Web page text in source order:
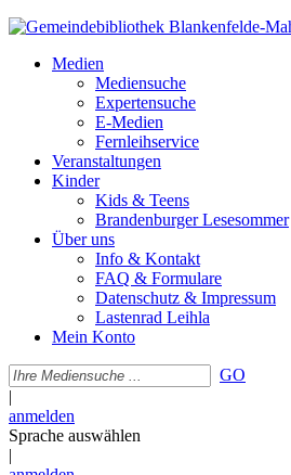
Medien
Mediensuche
Expertensuche
E-Medien
Fernleihservice
Veranstaltungen
Kinder
Kids & Teens
Brandenburger Lesesommer
Über uns
Info & Kontakt
FAQ & Formulare
Datenschutz & Impressum
Lastenrad Leihla
Mein Konto
GO
|
anmelden
Sprache auswählen
|